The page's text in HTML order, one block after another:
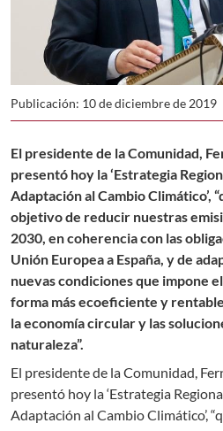
Publicación: 10 de diciembre de 2019
El presidente de la Comunidad,
presentó hoy la ‘Estrategia
Adaptación al Cambio Climático’,
objetivo de reducir nuestras
2030, en coherencia con las
Unión Europea a España, y de
nuevas condiciones que impone
forma más ecoeficiente y
la economía circular y las
naturaleza”.
El presidente de la Comunidad,
presentó hoy la ‘Estrategia
Adaptación al Cambio Climático’,